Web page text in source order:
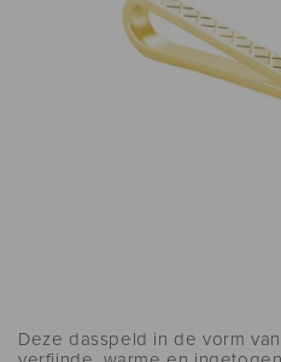
Deze dasspeld in de vorm